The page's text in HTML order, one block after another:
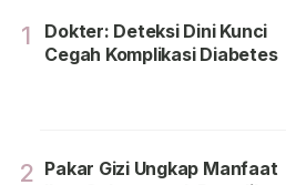
1
Dokter: Deteksi Dini Kunci
Cegah Komplikasi Diabetes
2 Pakar Gizi Ungkap Manfaat